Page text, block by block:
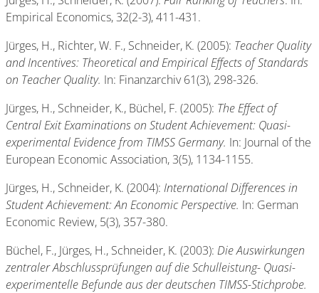
Empirical Economics, 32(2-3), 411-431.
Jürges, H., Richter, W. F., Schneider, K. (2005): Teacher Quality
and Incentives: Theoretical and Empirical Effects of Standards
on Teacher Quality. In: Finanzarchiv 61(3), 298-326.
Jürges, H., Schneider, K., Büchel, F. (2005): The Effect of
Central Exit Examinations on Student Achievement: Quasi-
experimental Evidence from TIMSS Germany. In: Journal of the
European Economic Association, 3(5), 1134-1155.
Jürges, H., Schneider, K. (2004): International Differences in
Student Achievement: An Economic Perspective. In: German
Economic Review, 5(3), 357-380.
Büchel, F., Jürges, H., Schneider, K. (2003): Die Auswirkungen
zentraler Abschlussprüfungen auf die Schulleistung- Quasi-
experimentelle Befunde aus der deutschen TIMSS-Stichprobe.